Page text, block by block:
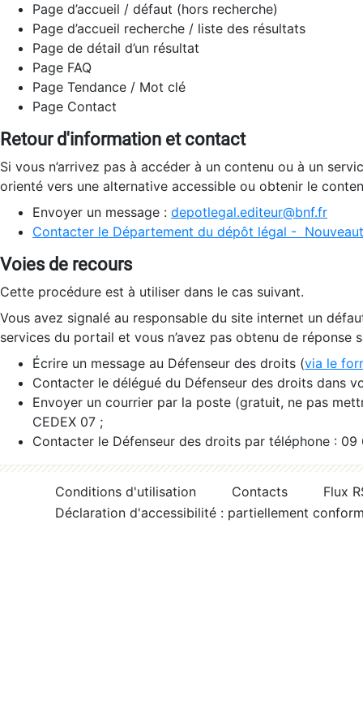
Page d’accueil / défaut (hors recherche)
Page d’accueil recherche / liste des résultats
Page de détail d’un résultat
Page FAQ
Page Tendance / Mot clé
Page Contact
Retour d'information et contact
Si vous n’arrivez pas à accéder à un contenu ou à un
orienté vers une alternative accessible ou obtenir le
Envoyer un message : depotlegal.editeur@bnf.fr
Contacter le Département du dépôt légal -
Voies de recours
Cette procédure est à utiliser dans le cas suivant.
Vous avez signalé au responsable du site internet un
services du portail et vous n’avez pas obtenu de réponse
Écrire un message au Défenseur des droits (via le
Contacter le délégué du Défenseur des droits dans
Envoyer un courrier par la poste (gratuit, ne pas
CEDEX 07 ;
Contacter le Défenseur des droits par téléphone :
Conditions d'utilisation Contacts
Flux
Déclaration d'accessibilité : partiellement